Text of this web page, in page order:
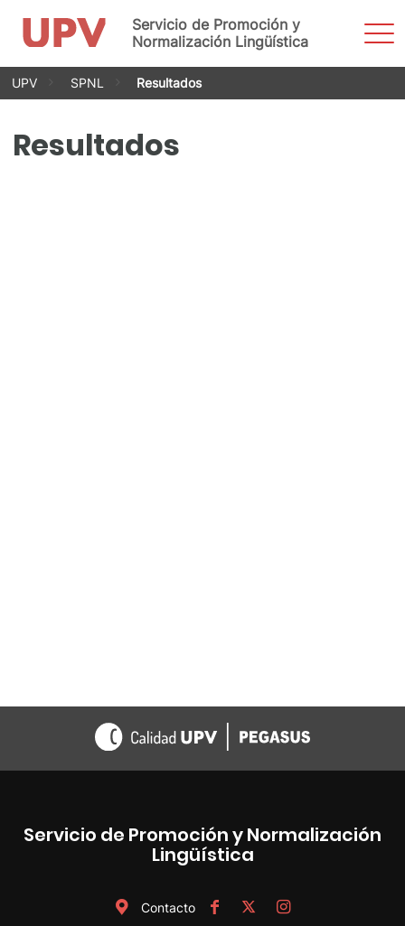
Saltar
Servicio de Promoción y
Normalización Lingüística
UPV SPNL Resultados
Resultados
Servicio de Promoción y Normalización
Lingüística
Contacto